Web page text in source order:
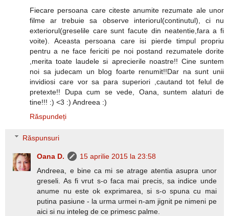
Fiecare persoana care citeste anumite rezumate ale unor
filme ar trebuie sa observe interiorul(continutul), ci nu
exteriorul(greselile care sunt facute din neatentie,fara a fi
voite). Aceasta persoana care isi pierde timpul propriu
pentru a ne face fericiti pe noi postand rezumatele dorite
,merita toate laudele si aprecierile noastre!! Cine suntem
noi sa judecam un blog foarte renumit!!Dar na sunt unii
invidiosi care vor sa para superiori ,cautand tot felul de
pretexte!! Dupa cum se vede, Oana, suntem alaturi de
tine!!! :) <3 :) Andreea :)
Răspundeți
Răspunsuri
Oana D.
15 aprilie 2015 la 23:58
Andreea, e bine ca mi se atrage atentia asupra unor
greseli. As fi vrut s-o faca mai precis, sa indice unde
anume nu este ok exprimarea, si s-o spuna cu mai
putina pasiune - la urma urmei n-am jignit pe nimeni pe
aici si nu inteleg de ce primesc palme.